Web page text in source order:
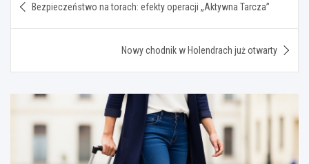
wpisu
Bezpieczeństwo na torach: efekty operacji „Aktywna Tarcza”
Nowy chodnik w Holendrach już otwarty